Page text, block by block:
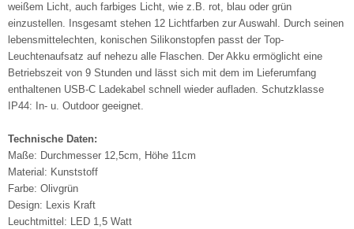
weißem Licht, auch farbiges Licht, wie z.B. rot, blau oder grün
einzustellen. Insgesamt stehen 12 Lichtfarben zur Auswahl. Durch seinen
lebensmittelechten, konischen Silikonstopfen passt der Top-
Leuchtenaufsatz auf nehezu alle Flaschen. Der Akku ermöglicht eine
Betriebszeit von 9 Stunden und lässt sich mit dem im Lieferumfang
enthaltenen USB-C Ladekabel schnell wieder aufladen. Schutzklasse
IP44: In- u. Outdoor geeignet.
Technische Daten:
Maße: Durchmesser 12,5cm, Höhe 11cm
Material: Kunststoff
Farbe: Olivgrün
Design: Lexis Kraft
Leuchtmittel: LED 1,5 Watt